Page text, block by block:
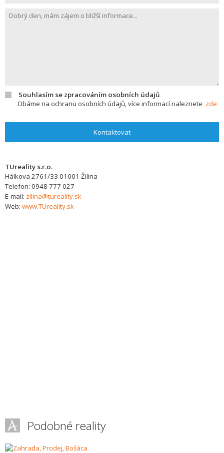
Souhlasím se zpracováním osobních údajů
Dbáme na ochranu osobních údajů, více informací naleznete zde
Kontaktovat
TUreality s.r.o.
Hálkova 2761/33 01001 Žilina
Telefon: 0948 777 027
E-mail: zilina@tureality.sk
Web: www.TUreality.sk
Podobné reality